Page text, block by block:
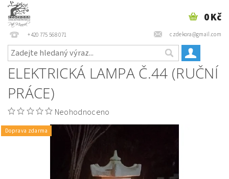
+420 775 568 071 czdekora@gmail.com
0 Kč
ELEKTRICKÁ LAMPA Č.44 (RUČNÍ
PRÁCE)
Neohodnoceno
Doprava zdarma